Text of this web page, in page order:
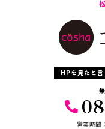
HPを見たと
営業時間